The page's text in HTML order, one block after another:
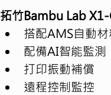
拓竹Bambu Lab
搭配AMS自動
配備AI智能監測
打印振動補償
遠程控制監控